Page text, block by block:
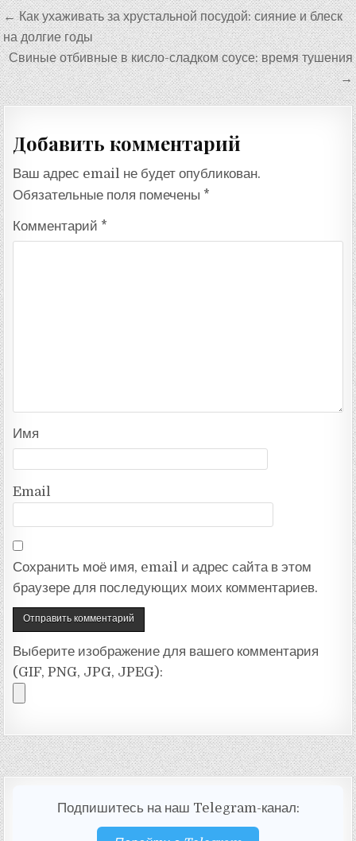
Навигация
по
записям
← Как ухаживать за хрустальной посудой: сияние и блеск
на долгие годы
Свиные отбивные в кисло-сладком соусе: время тушения
→
Добавить комментарий
Ваш адрес email не будет опубликован.
Обязательные поля помечены *
Комментарий *
Имя
Email
Сохранить моё имя, email и адрес сайта в этом
браузере для последующих моих комментариев.
Выберите изображение для вашего комментария
(GIF, PNG, JPG, JPEG):
Подпишитесь на наш Telegram-канал: